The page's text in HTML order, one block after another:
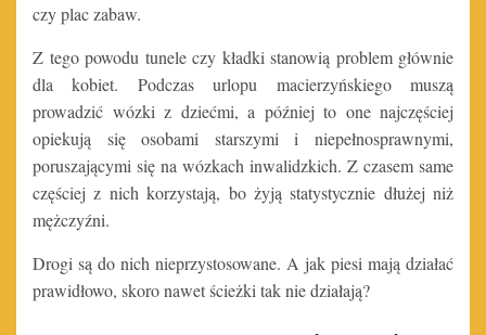
czy plac zabaw.
Z tego powodu tunele czy kładki stanowią problem głównie
dla kobiet. Podczas urlopu macierzyńskiego muszą
prowadzić wózki z dziećmi, a później to one najczęściej
opiekują się osobami starszymi i niepełnosprawnymi,
poruszającymi się na wózkach inwalidzkich. Z czasem same
częściej z nich korzystają, bo żyją statystycznie dłużej niż
mężczyźni.
Drogi są do nich nieprzystosowane. A jak piesi mają działać
prawidłowo, skoro nawet ścieżki tak nie działają?